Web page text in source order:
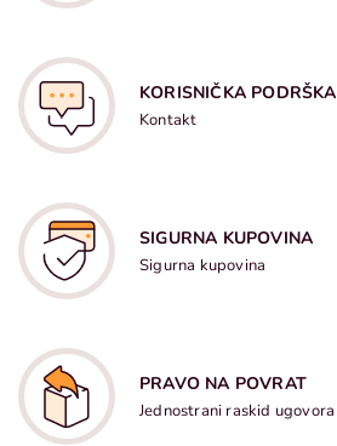
KORISNIČKA PODRŠKA
Kontakt
SIGURNA KUPOVINA
Sigurna kupovina
PRAVO NA POVRAT
Jednostrani raskid ugovora